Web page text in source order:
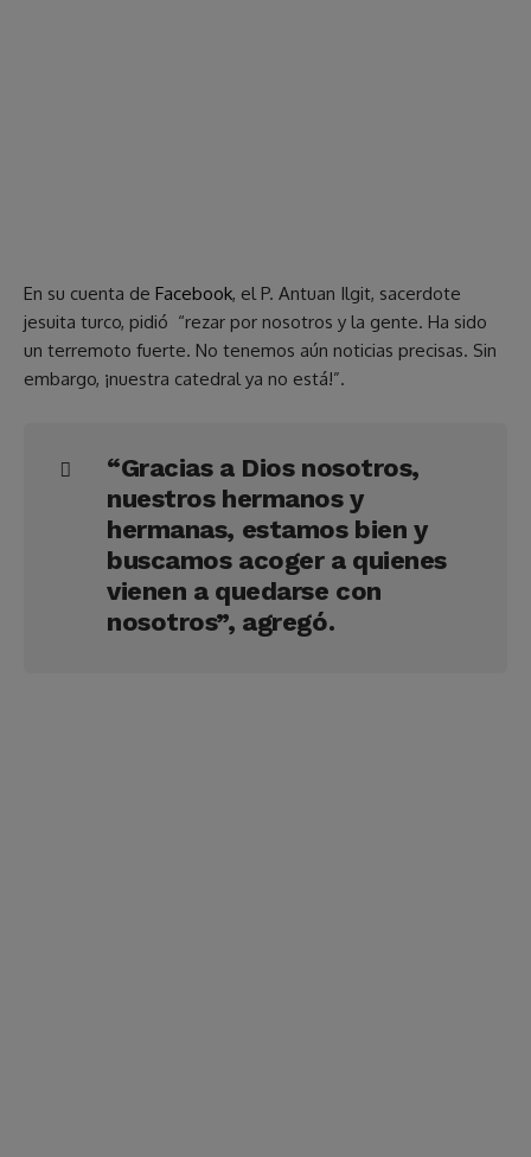
En su cuenta de Facebook, el P. Antuan Ilgit, sacerdote
jesuita turco, pidió “rezar por nosotros y la gente. Ha sido
un terremoto fuerte. No tenemos aún noticias precisas. Sin
embargo, ¡nuestra catedral ya no está!”.
“Gracias a Dios nosotros,
nuestros hermanos y
hermanas, estamos bien y
buscamos acoger a quienes
vienen a quedarse con
nosotros”, agregó.